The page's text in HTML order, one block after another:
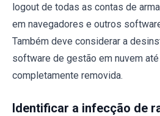
logout de todas as contas de
em navegadores e outros
Também deve considerar a
software de gestão em nuvem
completamente removida.
Identificar a infecção de